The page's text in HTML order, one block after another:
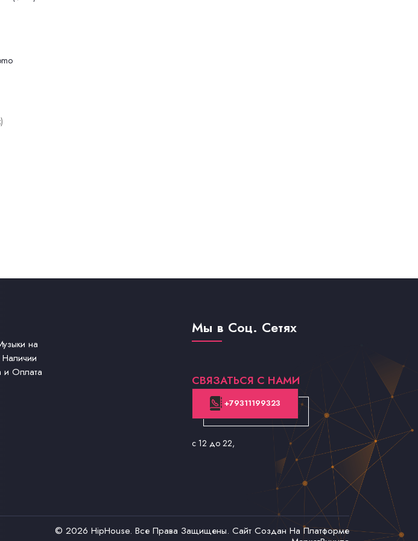
на
и Оплата
Мы в Соц. Сетях
СВЯЗАТЬСЯ С НАМИ
+79311199323
с 12 до 22,
© 2026 HipHouse. Все Права Защищены. Сайт Создан На Платформе